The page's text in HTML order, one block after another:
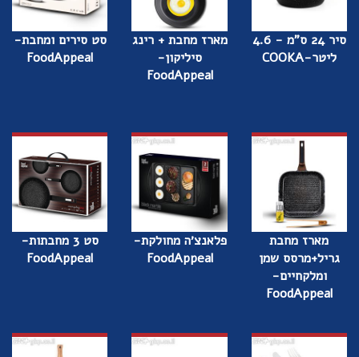
סיר 24 ס"מ - 4.6
ליטר-COOKA
מארז מחבת + רינג
סיליקון-
FoodAppeal
סט סירים ומחבת-
FoodAppeal
מארז מחבת
גריל+מרסס שמן
ומלקחיים-
FoodAppeal
פלאנצ׳ה מחולקת-
FoodAppeal
סט 3 מחבתות-
FoodAppeal